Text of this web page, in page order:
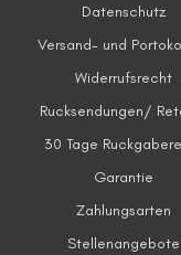
Datenschutz
Versand- und
Widerrufsrecht
Rucksendungen/
30 Tage
Garantie
Zahlungsarten
Stellenangebote